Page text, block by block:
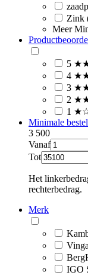
Zink
Meer
5
4
3
2
1
Minimale
3 500
Vanaf
Tot
Het
rechterbedrag.
Merk
IGO